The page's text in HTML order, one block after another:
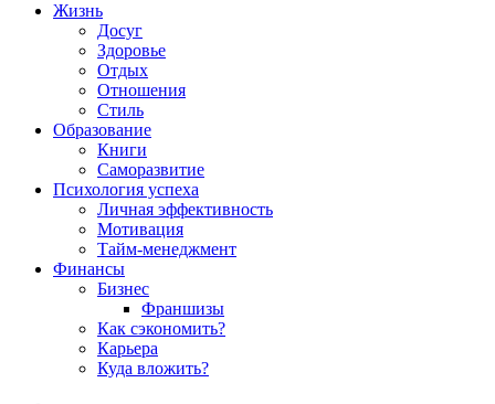
Жизнь
Досуг
Здоровье
Отдых
Отношения
Стиль
Образование
Книги
Саморазвитие
Психология успеха
Личная эффективность
Мотивация
Тайм-менеджмент
Финансы
Бизнес
Франшизы
Как сэкономить?
Карьера
Куда вложить?